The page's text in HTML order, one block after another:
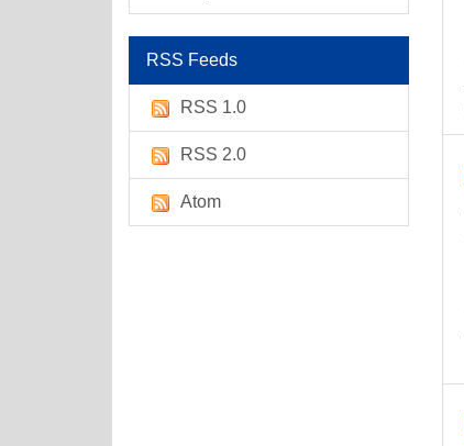
RSS Feeds
RSS 1.0
RSS 2.0
Atom